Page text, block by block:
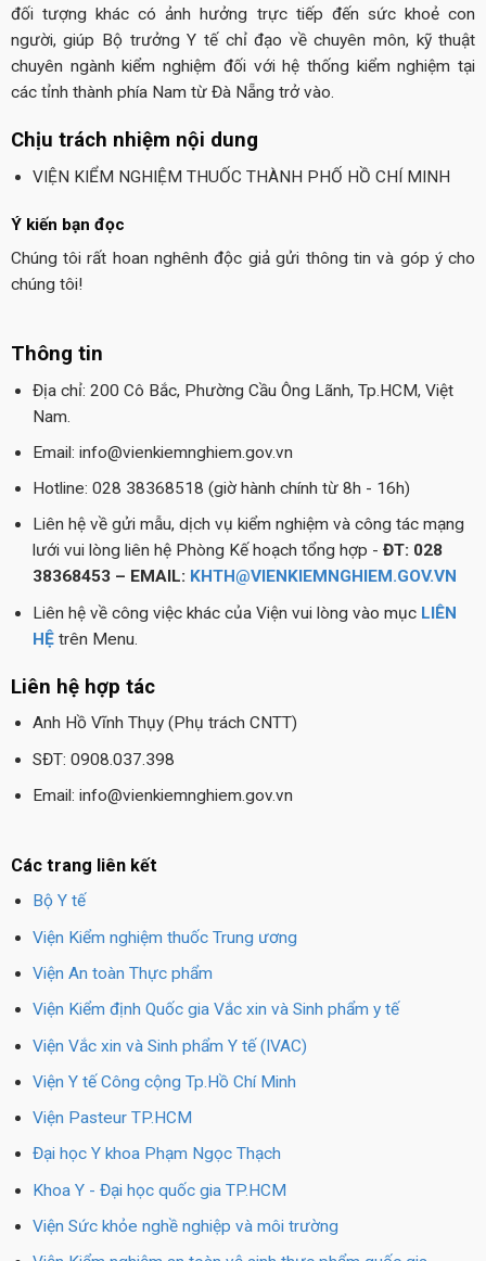
đối tượng khác có ảnh hưởng trực tiếp đến sức khoẻ con
người, giúp Bộ trưởng Y tế chỉ đạo về chuyên môn, kỹ thuật
chuyên ngành kiểm nghiệm đối với hệ thống kiểm nghiệm tại
các tỉnh thành phía Nam từ Đà Nẵng trở vào.
Chịu trách nhiệm nội dung
VIỆN KIỂM NGHIỆM THUỐC THÀNH PHỐ HỒ CHÍ MINH
Ý kiến bạn đọc
Chúng tôi rất hoan nghênh độc giả gửi thông tin và góp ý cho
chúng tôi!
Thông tin
Địa chỉ: 200 Cô Bắc, Phường Cầu Ông Lãnh, Tp.HCM, Việt
Nam.
Email: info@vienkiemnghiem.gov.vn
Hotline: 028 38368518 (giờ hành chính từ 8h - 16h)
Liên hệ về gửi mẫu, dịch vụ kiểm nghiệm và công tác mạng
lưới vui lòng liên hệ Phòng Kế hoạch tổng hợp - ĐT: 028
38368453 – EMAIL: KHTH@VIENKIEMNGHIEM.GOV.VN
Liên hệ về công việc khác của Viện vui lòng vào mục LIÊN
HỆtrên Menu.
Liên hệ hợp tác
Anh Hồ Vĩnh Thụy (Phụ trách CNTT)
SĐT: 0908.037.398
Email: info@vienkiemnghiem.gov.vn
Các trang liên kết
Bộ Y tế
Viện Kiểm nghiệm thuốc Trung ương
Viện An toàn Thực phẩm
Viện Kiểm định Quốc gia Vắc xin và Sinh phẩm y tế
Viện Vắc xin và Sinh phẩm Y tế (IVAC)
Viện Y tế Công cộng Tp.Hồ Chí Minh
Viện Pasteur TP.HCM
Đại học Y khoa Phạm Ngọc Thạch
Khoa Y - Đại học quốc gia TP.HCM
Viện Sức khỏe nghề nghiệp và môi trường